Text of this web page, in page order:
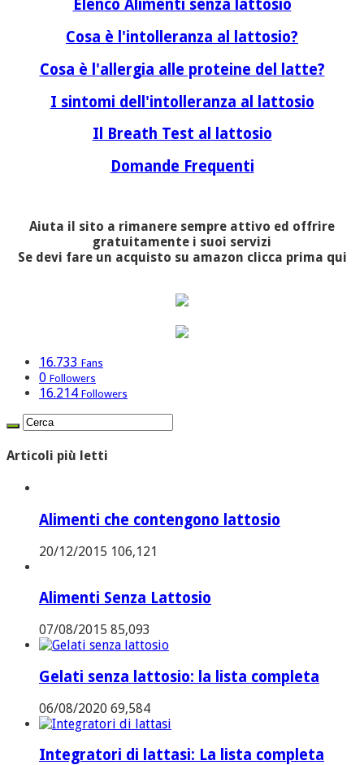
Elenco Alimenti senza lattosio
Cosa è l'intolleranza al lattosio?
Cosa è l'allergia alle proteine del latte?
I sintomi dell'intolleranza al lattosio
Il Breath Test al lattosio
Domande Frequenti
Aiuta il sito a rimanere sempre attivo ed offrire
gratuitamente i suoi servizi
Se devi fare un acquisto su amazon clicca prima qui
16.733 Fans
0 Followers
16.214 Followers
Articoli più letti
Alimenti che contengono lattosio
20/12/2015 106,121
Alimenti Senza Lattosio
07/08/2015 85,093
Gelati senza lattosio: la lista completa
06/08/2020 69,584
Integratori di lattasi: La lista completa